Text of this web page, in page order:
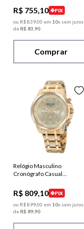
R$ 755,10
PIX
ou R$83900 em 10x sem juros
deR$ 83 90
Comprar
Relógio Masculino
Cronógrafo Casual
R$ 809,10
PIX
ou R$89900 em 10x sem juros
deR$ 89 90